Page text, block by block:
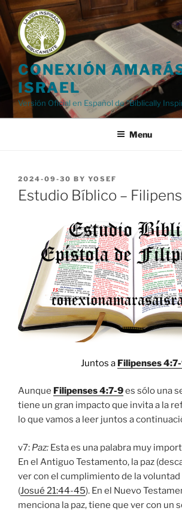
Skip
to
content
CONEXIÓN
ISRAEL
Versión Oficial en Español de "Biblically
Menu
POSTED
ON
2024-09-30 BY YOSEF
Estudio Bíblico –
Juntos a Filipenses
Aunque Filipenses 4:7-9es sólo una
tiene un gran impacto que invita a la
lo que vamos a leer juntos a
v7: Paz: Esta es una palabra muy
En el Antiguo Testamento, la paz
ver con el cumplimiento de la voluntad
(Josué 21:44-45). En el Nuevo
menciona la paz, tiene que ver con un